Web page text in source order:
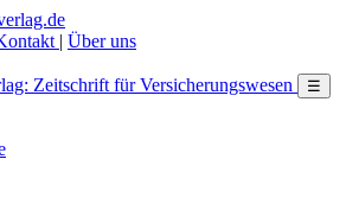
| Über uns
☰